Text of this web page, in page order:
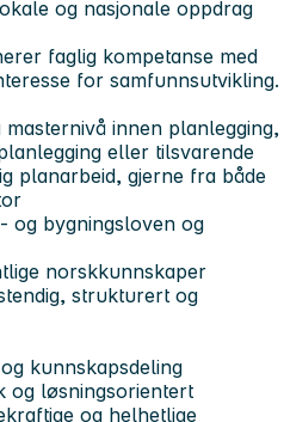
og nasjonale oppdrag
faglig kompetanse med
for samfunnsutvikling.
innen planlegging,
eller tilsvarende
planarbeid, gjerne fra både
og bygningsloven og
norskkunnskaper
strukturert og
kunnskapsdeling
og løsningsorientert
og helhetlige